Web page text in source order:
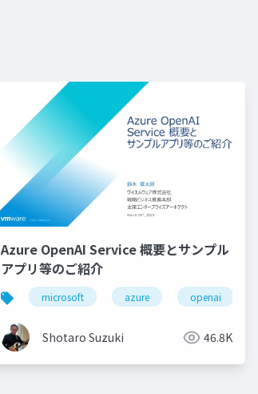
fpt fpt ai factory nvidia
studio code java spring boot
autodev github github copilot
Azure OpenAI Service 概要とサンプル
アプリ等のご紹介
microsoft azure openai
Shotaro Suzuki 46.8K